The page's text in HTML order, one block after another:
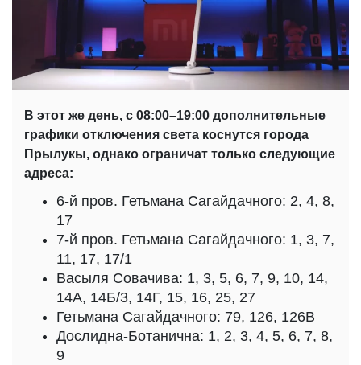
В этот же день, с 08:00–19:00 дополнительные
графики отключения света коснутся города
Прылукы, однако ограничат только следующие
адреса:
6-й пров. Гетьмана Сагайдачного: 2, 4, 8,
17
7-й пров. Гетьмана Сагайдачного: 1, 3, 7,
11, 17, 17/1
Васыля Совачива: 1, 3, 5, 6, 7, 9, 10, 14,
14А, 14Б/3, 14Г, 15, 16, 25, 27
Гетьмана Сагайдачного: 79, 126, 126В
Дослидна-Ботанична: 1, 2, 3, 4, 5, 6, 7, 8,
9